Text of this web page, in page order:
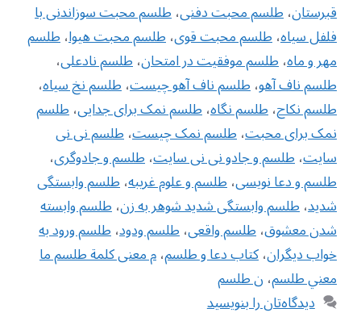
قبرستان،طلسم محبت دفنی،طلسم محبت سوزاندنی با
فلفل سیاه،طلسم محبت قوی،طلسم محبت هیوا،طلسم
مهر و ماه،طلسم موفقیت در امتحان،طلسم نادعلی،
طلسم ناف آهو،طلسم ناف آهو چیست،طلسم نخ سیاه،
طلسم نکاح،طلسم نگاه،طلسم نمک برای جدایی،طلسم
نمک برای محبت،طلسم نمک چیست،طلسم نی نی
سایت،طلسم و جادو نی نی سایت،طلسم و جادوگری،
طلسم و دعا نویسی،طلسم و علوم غریبه،طلسم وابستگی
شدید،طلسم وابستگی شدید شوهر به زن،طلسم وابسته
شدن معشوق،طلسم واقعی،طلسم ودود،طلسم ورود به
خواب دیگران،کتاب دعا و طلسم،م معنى كلمة طلسم ما
معني طلسم،ن طلسم
دیدگاه‌تان را بنویسید